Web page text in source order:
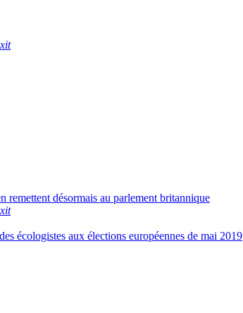
remettent désormais au parlement britannique
écologistes aux élections européennes de mai 2019